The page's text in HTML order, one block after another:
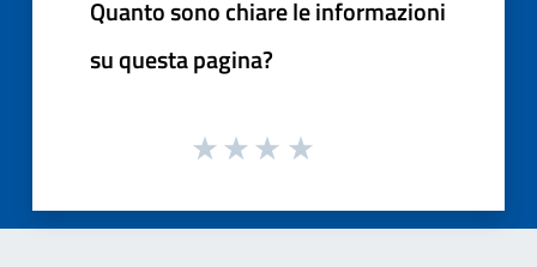
Quanto sono chiare le informazioni
su questa pagina?